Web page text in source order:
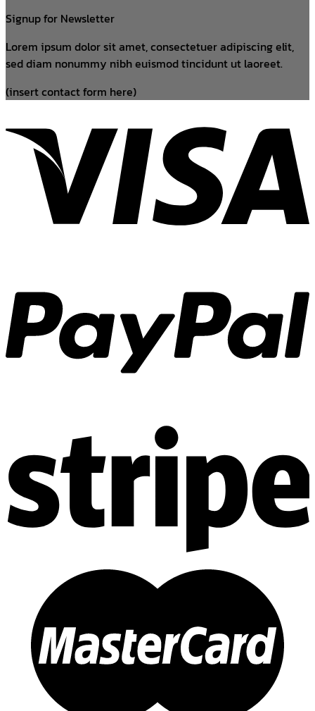
Signup for Newsletter
Lorem ipsum dolor sit amet, consectetuer adipiscing elit,
sed diam nonummy nibh euismod tincidunt ut laoreet.
(insert contact form here)